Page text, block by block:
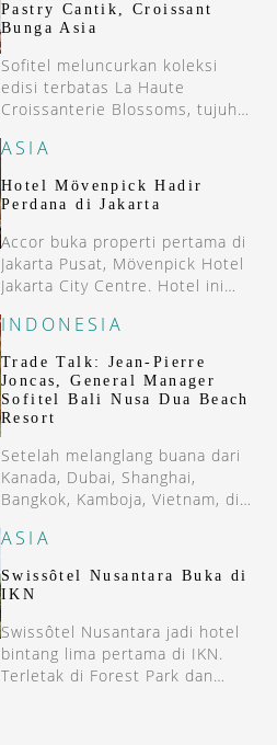
Pastry Cantik, Croissant
Bunga Asia
Sofitel meluncurkan koleksi
edisi terbatas La Haute
Croissanterie Blossoms, tujuh
bunga khas dari berbagai negara.
ASIA
Hotel Mövenpick Hadir
Perdana di Jakarta
Accor buka properti pertama di
Jakarta Pusat, Mövenpick Hotel
Jakarta City Centre. Hotel ini
tersebar di 23 lantai.
INDONESIA
Trade Talk: Jean-Pierre
Joncas, General Manager
Sofitel Bali Nusa Dua Beach
Resort
Setelah melanglang buana dari
Kanada, Dubai, Shanghai,
Bangkok, Kamboja, Vietnam, dia
Dua beach Resort sebagai
General Manager.
ASIA
Swissôtel Nusantara Buka di
IKN
Swissôtel Nusantara jadi hotel
bintang lima pertama di IKN.
Terletak di Forest Park dan